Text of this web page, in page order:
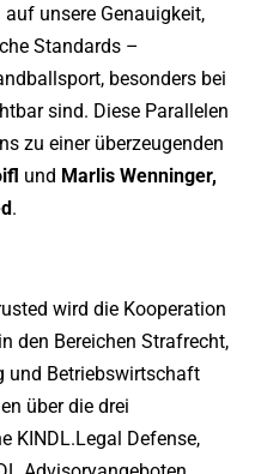
unsere Genauigkeit,
Standards –
besonders bei
sind. Diese Parallelen
zu einer überzeugenden
und Marlis Wenninger,
.
wird die Kooperation
den Bereichen Strafrecht,
und Betriebswirtschaft
über die drei
KINDL.Legal Defense,